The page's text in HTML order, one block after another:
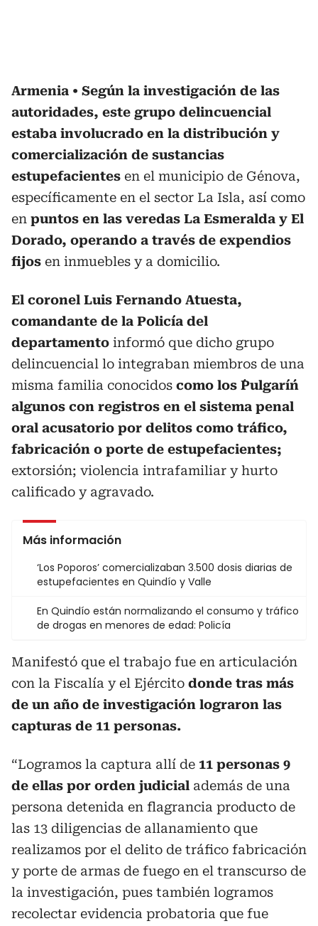
Armenia
Según la investigación de las
autoridades, este grupo delincuencial
estaba involucrado en la distribución y
comercialización de sustancias
estupefacientes en el municipio de Génova,
específicamente en el sector La Isla, así como
en puntos en las veredas La Esmeralda y El
Dorado, operando a través de expendios
fijos en inmuebles y a domicilio.
El coronel Luis Fernando Atuesta,
comandante de la Policía del
departamento informó que dicho grupo
delincuencial lo integraban miembros de una
misma familia conocidos como los ´Pulgarín´
algunos con registros en el sistema penal
oral acusatorio por delitos como tráfico,
fabricación o porte de estupefacientes;
extorsión; violencia intrafamiliar y hurto
calificado y agravado.
Más información
‘Los Poporos’ comercializaban 3.500 dosis diarias de
estupefacientes en Quindío y Valle
En Quindío están normalizando el consumo y tráfico
de drogas en menores de edad: Policía
Manifestó que el trabajo fue en articulación
con la Fiscalía y el Ejército donde tras más
de un año de investigación lograron las
capturas de 11 personas.
“Logramos la captura allí de 11 personas 9
de ellas por orden judicial además de una
persona detenida en flagrancia producto de
las 13 diligencias de allanamiento que
realizamos por el delito de tráfico fabricación
y porte de armas de fuego en el transcurso de
la investigación, pues también logramos
recolectar evidencia probatoria que fue